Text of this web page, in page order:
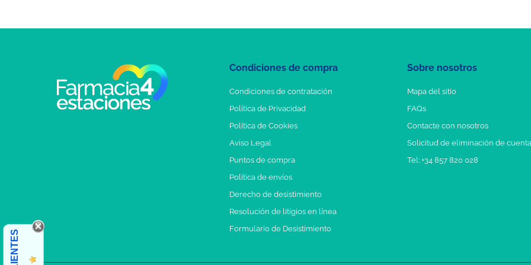
Condiciones de compra
Condiciones de contratación
Política de Privacidad
Política de Cookies
Aviso Legal
Puntos de compra
Política de envíos
Derecho de desistimiento
Resolución de litigios en línea
Formulario de Desistimiento
Sobre nosotros
Mapa del sitio
FAQs
Contacte con nosotros
Solicitud de eliminación de cuenta
Tel: +34 857 820 028